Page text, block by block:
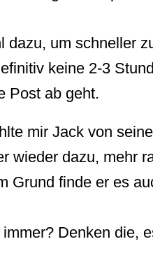
um schneller
keine 2-3
Post ab geht.
mir Jack von
wieder dazu, mehr
Grund finde er es
Denken die,